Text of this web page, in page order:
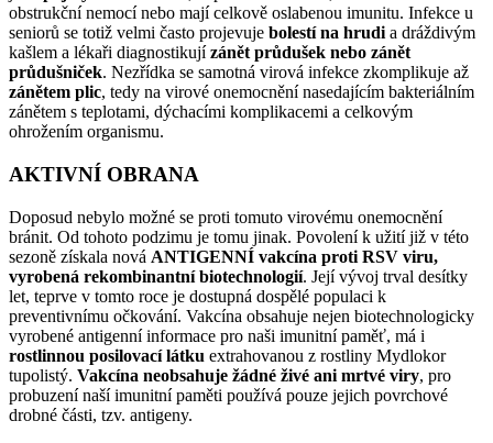
obstrukční nemocí nebo mají celkově oslabenou imunitu. Infekce u
seniorů se totiž velmi často projevuje bolestí na hrudi a dráždivým
kašlem a lékaři diagnostikujízánět průdušek nebo zánět
průdušniček. Nezřídka se samotná virová infekce zkomplikuje až
zánětem plic, tedy na virové onemocnění nasedajícím bakteriálním
zánětem s teplotami, dýchacími komplikacemi a celkovým
ohrožením organismu.
AKTIVNÍ OBRANA
Doposud nebylo možné se proti tomuto virovému onemocnění
bránit. Od tohoto podzimu je tomu jinak. Povolení k užití již v této
sezoně získala nová ANTIGENNÍ vakcína proti RSV viru,
vyrobená rekombinantní biotechnologií. Její vývoj trval desítky
let, teprve v tomto roce je dostupná dospělé populaci k
preventivnímu očkování. Vakcína obsahuje nejen biotechnologicky
vyrobené antigenní informace pro naši imunitní paměť, má i
rostlinnou posilovací látku extrahovanou z rostliny Mydlokor
tupolistý. Vakcína neobsahuje žádné živé ani mrtvé viry, pro
probuzení naší imunitní paměti používá pouze jejich povrchové
drobné části, tzv. antigeny.